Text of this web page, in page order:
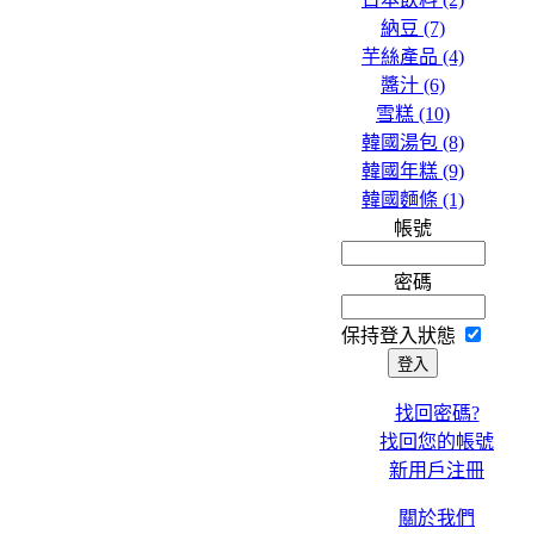
納豆 (7)
芋絲產品 (4)
醬汁 (6)
雪糕 (10)
韓國湯包 (8)
韓國年糕 (9)
韓國麵條 (1)
帳號
密碼
保持登入狀態
找回密碼?
找回您的帳號
新用戶注冊
關於我們